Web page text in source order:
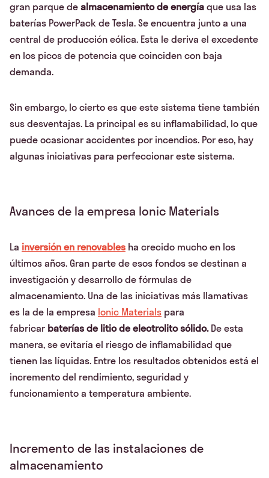
gran parque de almacenamiento de energía que usa las
baterías PowerPack de Tesla. Se encuentra junto a una
central de producción eólica. Esta le deriva el excedente
en los picos de potencia que coinciden con baja
demanda.
Sin embargo, lo cierto es que este sistema tiene también
sus desventajas. La principal es su inflamabilidad, lo que
puede ocasionar accidentes por incendios. Por eso, hay
algunas iniciativas para perfeccionar este sistema.
Avances de la empresa Ionic Materials
La inversión en renovables ha crecido mucho en los
últimos años. Gran parte de esos fondos se destinan a
investigación y desarrollo de fórmulas de
almacenamiento. Una de las iniciativas más llamativas
es la de la empresa Ionic Materials para
fabricar baterías de litio de electrolito sólido.De esta
manera, se evitaría el riesgo de inflamabilidad que
tienen las líquidas. Entre los resultados obtenidos está el
incremento del rendimiento, seguridad y
funcionamiento a temperatura ambiente.
Incremento de las instalaciones de
almacenamiento